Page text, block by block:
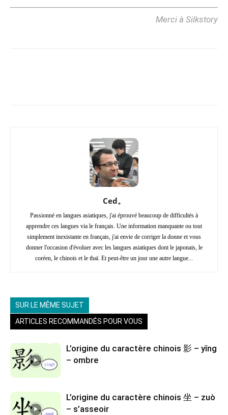
Merci à Silkstory
Ced。
Passionné en langues asiatiques, j'ai éprouvé beaucoup de difficultés à
apprendre ces langues via le français. Une information manquante ou tout
simplement inexistante en français, j'ai envie de corriger la donne et vous
donner l'occasion d'évoluer avec les langues asiatiques dont le japonais, le
coréen, le chinois et le thaï. Et peut-être un jour une autre langue...
SUR LE MÊME SUJET
ARTICLES RECOMMANDÉS POUR VOUS
L’origine du caractère chinois 影 – yǐng
– ombre
L’origine du caractère chinois 坐 – zuò
– s’asseoir